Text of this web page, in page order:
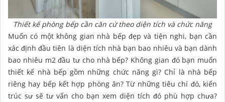
Thiết kế phòng bếp cần căn cứ theo diện tích và chức năng
Muốn có một không gian nhà bếp đẹp và tiện nghi, bạn cần
xác định đầu tiên là diện tích nhà bạn bao nhiêu và bạn dành
bao nhiêu m2 đầu tư cho nhà bếp? Không gian đó bạn muốn
thiết kế nhà bếp gồm những chức năng gì? Chỉ là nhà bếp
riêng hay bếp kết hợp phòng ăn? Từ những tiêu chí đó, kiến
trúc sư sẽ tư vấn cho bạn xem diện tích đó phù hợp chưa?